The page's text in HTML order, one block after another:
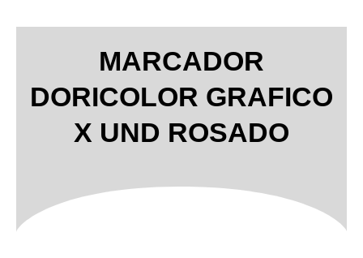
MARCADOR
DORICOLOR GRAFICO
X UND ROSADO